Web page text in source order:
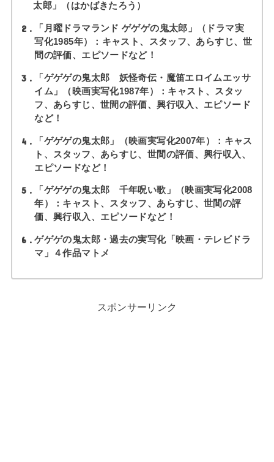
太郎」（はかばきたろう）
2
「月曜ドラマランド ゲゲゲの鬼太郎」（ドラマ実
写化1985年）：キャスト、スタッフ、あらすじ、世
間の評価、エピソードなど！
3
「ゲゲゲの鬼太郎 妖怪奇伝・魔笛エロイムエッサ
イム」（映画実写化1987年）：キャスト、スタッ
フ、あらすじ、世間の評価、興行収入、エピソード
など！
4
「ゲゲゲの鬼太郎」（映画実写化2007年）：キャス
ト、スタッフ、あらすじ、世間の評価、興行収入、
エピソードなど！
5
「ゲゲゲの鬼太郎 千年呪い歌」（映画実写化2008
年）：キャスト、スタッフ、あらすじ、世間の評
価、興行収入、エピソードなど！
6
ゲゲゲの鬼太郎・過去の実写化「映画・テレビドラ
マ」４作品マトメ
スポンサーリンク